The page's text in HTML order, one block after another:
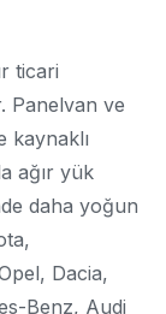
ticari
Panelvan ve
kaynaklı
ağır yük
daha yoğun
Dacia,
Benz, Audi